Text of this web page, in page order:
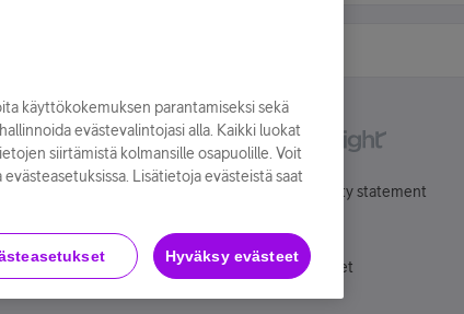
Accessibility statement
Evästeasetukset
käyttökokemuksen parantamiseksi sekä
evästevalintojasi alla. Kaikki luokat
siirtämistä kolmansille osapuolille. Voit
Lisätietoja evästeistä saat
Hyväksy evästeet